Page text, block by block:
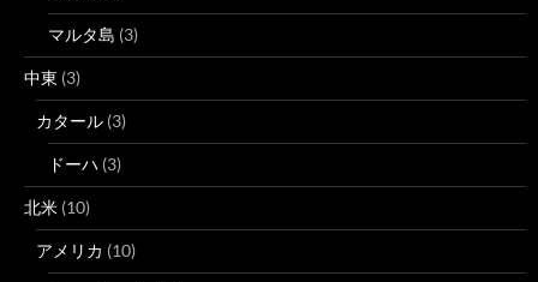
マルタ島 (3)
中東 (3)
カタール (3)
ドーハ (3)
北米 (10)
アメリカ (10)